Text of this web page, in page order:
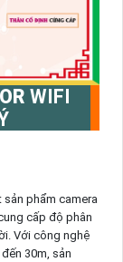
WIFI
sản phẩm camera
cấp độ phân
Với công nghệ
30m, sản